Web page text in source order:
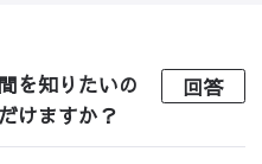
を知りたいの
けますか？
回答